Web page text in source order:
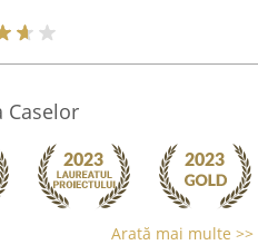
Caselor
Arată mai multe >>